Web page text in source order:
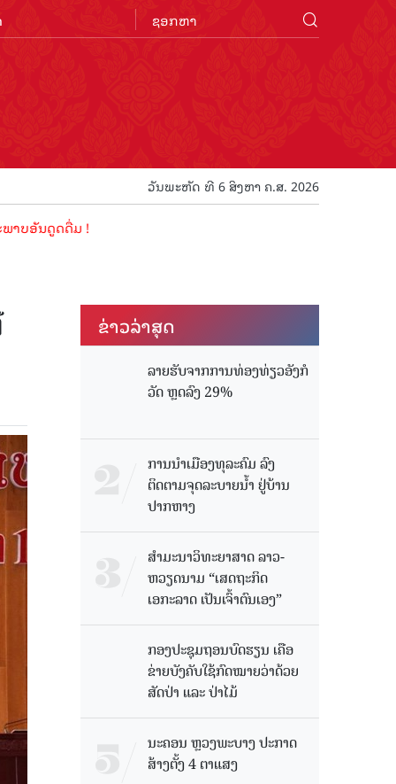
ວັນພະຫັດ ທີ 6 ສິງຫາ ຄ.ສ. 2026
ດດື່ມ !
ຂ່າວ​ລ່າ​ສຸດ
ລາຍຮັບຈາກການທ່ອງທ່ຽວອັງກໍ
ວັດ ຫຼດລົງ 29%
ການນໍາເມືອງທຸລະຄົມ ລົງ
ຕິດຕາມຈຸດລະບາຍນໍ້າ ຢູ່ບ້ານ
ປາກຫາງ
ສຳມະນາວິທະຍາສາດ ລາວ-
ຫວຽດນາມ “ເສດຖະກິດ
ເອກະລາດ ເປັນເຈົ້າຕົນເອງ”
ກອງປະຊຸມຖອນບົດຮຽນ ເຄືອ
ຂ່າຍບັງຄັບໃຊ້ກົດໝາຍວ່າດ້ວຍ
ສັດປ່າ ແລະ ປ່າໄມ້
ນະຄອນ ຫຼວງພະບາງ ປະ​ກາດ​
ສ້າງ​ຕັ້ງ 4 ຕາແສງ